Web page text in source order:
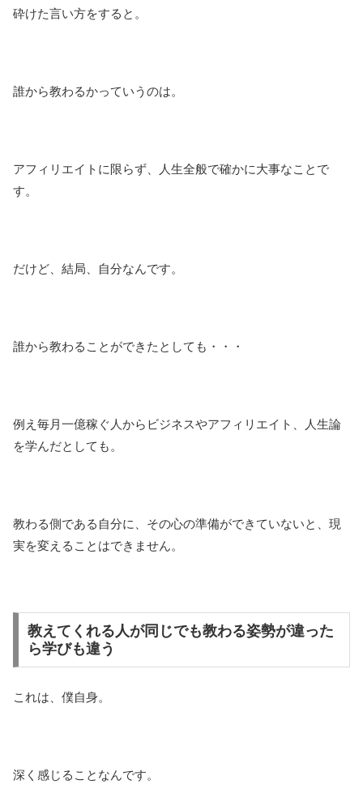
砕けた言い方をすると。
誰から教わるかっていうのは。
アフィリエイトに限らず、人生全般で確かに大事なことで
す。
だけど、結局、自分なんです。
誰から教わることができたとしても・・・
例え毎月一億稼ぐ人からビジネスやアフィリエイト、人生論
を学んだとしても。
教わる側である自分に、その心の準備ができていないと、現
実を変えることはできません。
教えてくれる人が同じでも教わる姿勢が違った
ら学びも違う
これは、僕自身。
深く感じることなんです。